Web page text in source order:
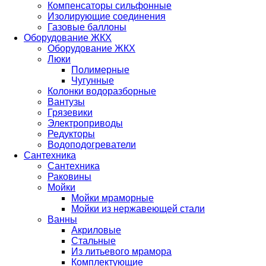
Компенсаторы сильфонные
Изолирующие соединения
Газовые баллоны
Оборудование ЖКХ
Оборудование ЖКХ
Люки
Полимерные
Чугунные
Колонки водоразборные
Вантузы
Грязевики
Электроприводы
Редукторы
Водоподогреватели
Сантехника
Сантехника
Раковины
Мойки
Мойки мраморные
Мойки из нержавеющей стали
Ванны
Акриловые
Стальные
Из литьевого мрамора
Комплектующие